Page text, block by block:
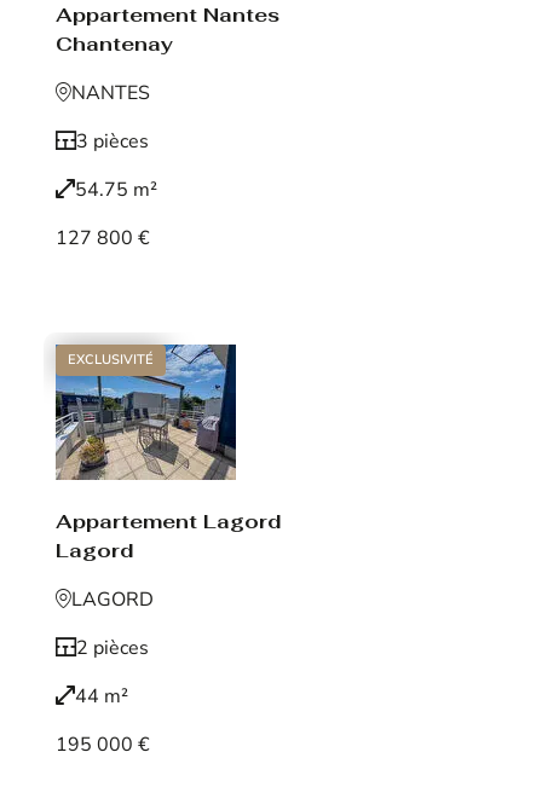
Appartement Nantes
Chantenay
NANTES
3 pièces
54.75 m²
127 800 €
EXCLUSIVITÉ
Appartement Lagord
Lagord
LAGORD
2 pièces
44 m²
195 000 €